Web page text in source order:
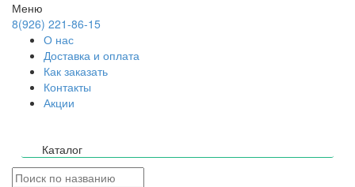
Меню
8(926) 221-86-15
О нас
Доставка и оплата
Как заказать
Контакты
Акции
Каталог